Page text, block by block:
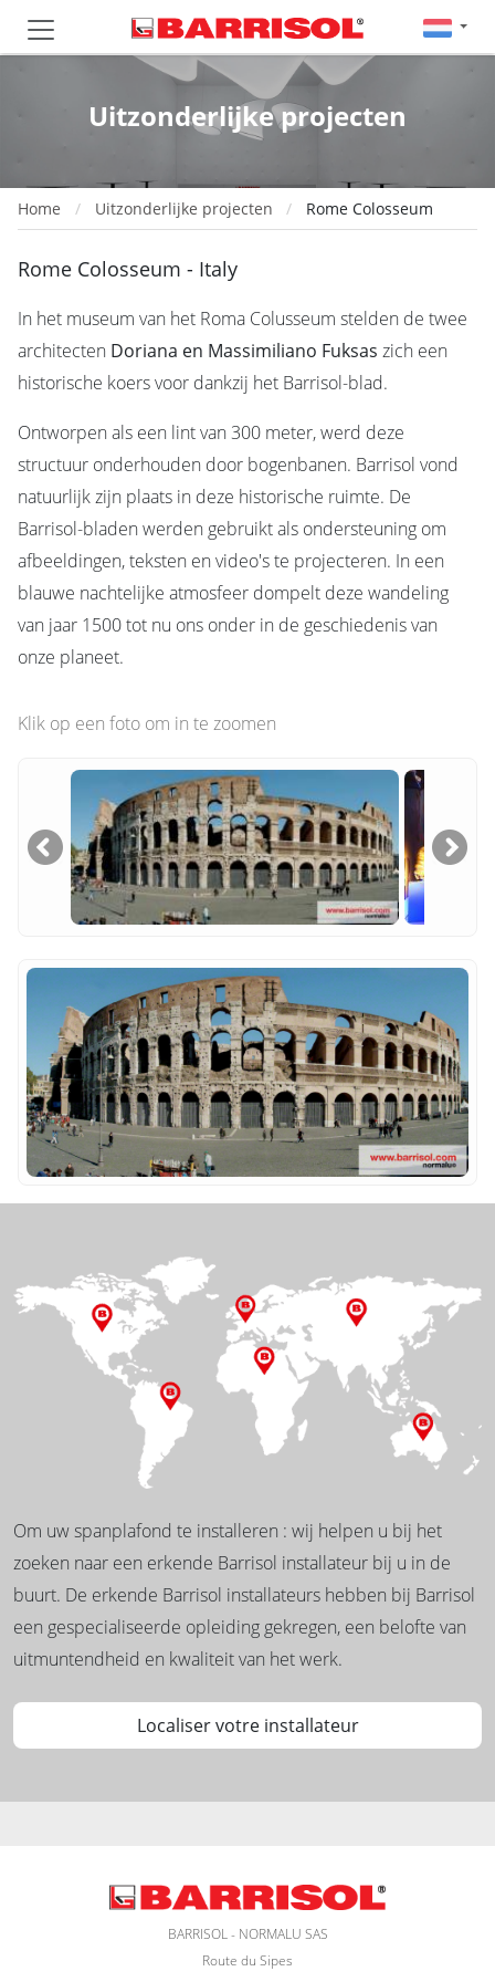
Uitzonderlijke projecten
Home Uitzonderlijke projecten Rome Colosseum
Rome Colosseum - Italy
In het museum van het Roma Colusseum stelden de twee
architecten Doriana en Massimiliano Fuksas zich een
historische koers voor dankzij het Barrisol-blad.
Ontworpen als een lint van 300 meter, werd deze
structuur onderhouden door bogenbanen. Barrisol vond
natuurlijk zijn plaats in deze historische ruimte. De
Barrisol-bladen werden gebruikt als ondersteuning om
afbeeldingen, teksten en video's te projecteren. In een
blauwe nachtelijke atmosfeer dompelt deze wandeling
van jaar 1500 tot nu ons onder in de geschiedenis van
onze planeet.
Klik op een foto om in te zoomen
Om uw spanplafond te installeren : wij helpen u bij het
zoeken naar een erkende Barrisol installateur bij u in de
buurt. De erkende Barrisol installateurs hebben bij Barrisol
een gespecialiseerde opleiding gekregen, een belofte van
uitmuntendheid en kwaliteit van het werk.
Localiser votre installateur
BARRISOL - NORMALU SAS
Route du Sipes